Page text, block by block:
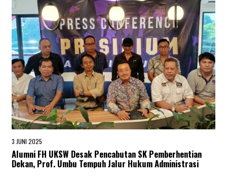
3 JUNI 2025
J
U
N
Alumni FH UKSW Desak Pencabutan SK Pemberhentian
Dekan, Prof. Umbu Tempuh Jalur Hukum Administrasi